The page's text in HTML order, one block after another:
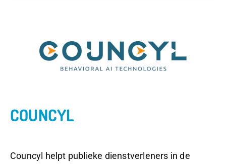
COUNCYL
Councyl helpt publieke dienstverleners in de